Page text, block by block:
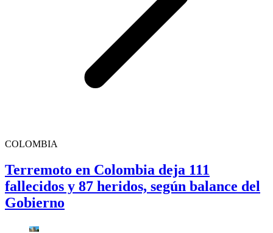
COLOMBIA
Terremoto en Colombia deja 111
fallecidos y 87 heridos, según balance del
Gobierno